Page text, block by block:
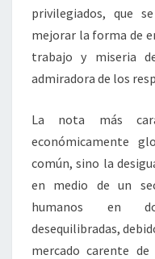
privilegiados, que
mejorar la forma de
trabajo y miseria
admiradora de los
La nota más
económicamente
común, sino la
en medio de un
humanos en
desequilibradas,
mercado carente